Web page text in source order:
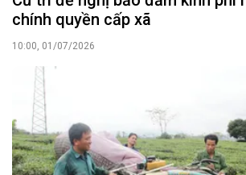
chính quyền cấp xã
10:00, 01/07/2026